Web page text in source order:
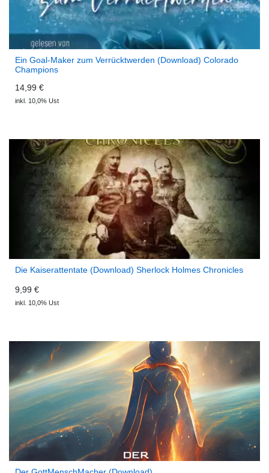
Ein Goal-Maker zum Verrücktwerden (Download) Colorado
Champions
14,99 €
inkl. 10,0% Ust
Die Kaiserattentate (Download) Sherlock Holmes Chronicles
9,99 €
inkl. 10,0% Ust